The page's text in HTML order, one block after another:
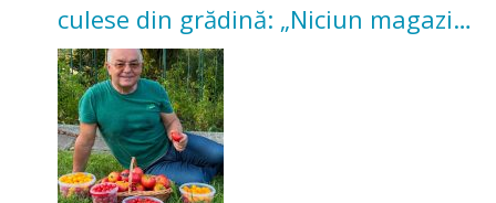
culese din grădină: „Niciun magazin
nu poate oferi această satisfacție”